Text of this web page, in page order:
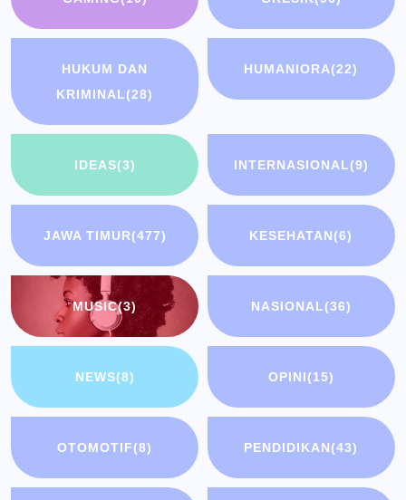
HUKUM DAN
KRIMINAL(28)
HUMANIORA(22)
IDEAS(3) INTERNASIONAL(9)
JAWA TIMUR(477) KESEHATAN(6)
MUSIC(3) NASIONAL(36)
NEWS(8) OPINI(15)
OTOMOTIF(8) PENDIDIKAN(43)